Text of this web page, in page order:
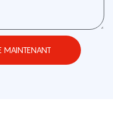
MAINTENANT